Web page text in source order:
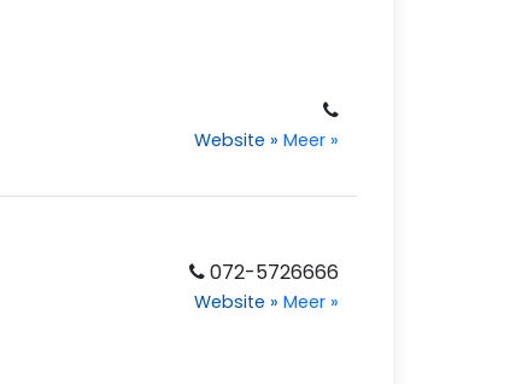
Website » Meer »
072-5726666
Website » Meer »